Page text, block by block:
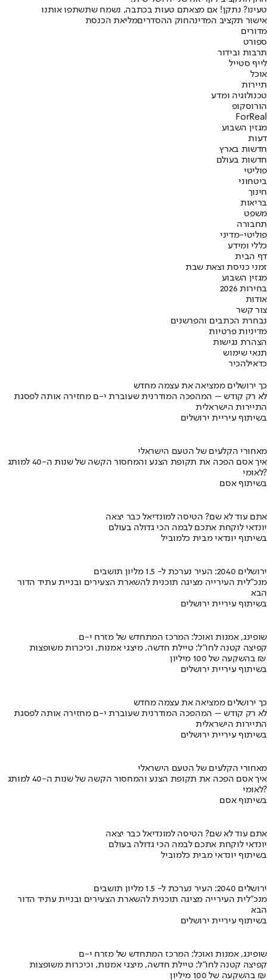
טעינו? נתקן! אם מצאתם טעות בכתבה, נשמח שתשתפו אותנו
אישור תקציב המדינהחוק ההסדריםמליאת הכנסת
מדורים
ספורט
תרבות ובידור
לייף סטייל
אוכל
תיירות
טכנולוגיה ומדע
הורוסקופ
ForReal
מגזין השבוע
דעות
חדשות בארץ
חדשות בעולם
פוליטי
ביטחוני
חינוך
בריאות
משפט
תחבורה
פוליטי-מדיני
כללי ומידע
דף הבית
זמני כניסת וצאת שבת
מגזין השבוע
בחירות 2026
אודות
צור קשר
נבחרת הכתבים והפרשנים
מדיניות פרטיות
הצהרת נגישות
תנאי שימוש
כדאילהכיר
כך ירושלים ממציאה את עצמה מחדש
לא רק קודש – המהפכה המודרנית שעוברת י-ם מחזירה אותה לפסגת
התיירות הישראלית
בשיתוף עיריית ירושלים
מאחורי הקלעים של הטעם הישראלי
איך אסם הפכה את תקופת הצנע והמחסור הקשה של שנות ה-40 למותג
לאומי?
בשיתוף אסם
אתם עוד לא שם? הטיסה למונדיאל כבר יצאה
יונדאי לוקחת אתכם לבמה הכי גדולה בעולם
בשיתוף יונדאי מבית כלמוביל
ירושלים 2040: העיר נערכת ל- 1.5 מליון תושבים
מנכ"לית העירייה מציגה תוכנית להשארת הצעירים ובניית עתיד הדור
הבא
בשיתוף עיריית ירושלים
שופינג, אמנות ואוכל: המרכז המתחדש של מזרח י-ם
קפיצה קטנה לחו"ל: טיילת חדשה, מיצגי אמנות, וכיכרות משופצות
בהשקעה של 100 מיליון ₪
בשיתוף עיריית ירושלים
כך ירושלים ממציאה את עצמה מחדש
לא רק קודש – המהפכה המודרנית שעוברת י-ם מחזירה אותה לפסגת
התיירות הישראלית
בשיתוף עיריית ירושלים
מאחורי הקלעים של הטעם הישראלי
איך אסם הפכה את תקופת הצנע והמחסור הקשה של שנות ה-40 למותג
לאומי?
בשיתוף אסם
אתם עוד לא שם? הטיסה למונדיאל כבר יצאה
יונדאי לוקחת אתכם לבמה הכי גדולה בעולם
בשיתוף יונדאי מבית כלמוביל
ירושלים 2040: העיר נערכת ל- 1.5 מליון תושבים
מנכ"לית העירייה מציגה תוכנית להשארת הצעירים ובניית עתיד הדור
הבא
בשיתוף עיריית ירושלים
שופינג, אמנות ואוכל: המרכז המתחדש של מזרח י-ם
קפיצה קטנה לחו"ל: טיילת חדשה, מיצגי אמנות, וכיכרות משופצות
בהשקעה של 100 מיליון ₪